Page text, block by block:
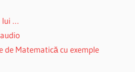
lui …
de Matematică cu exemple